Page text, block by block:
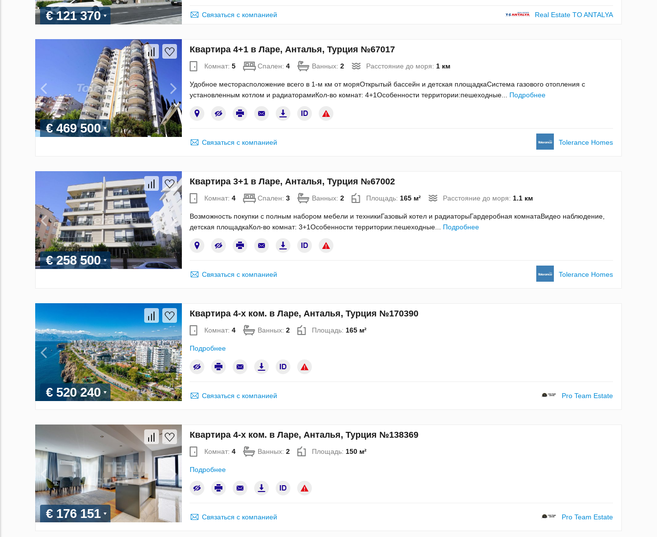
€ 121 370 Связаться с компанией Real Estate TO ANTALYA
€ 469 500
Квартира 4+1 в Ларе, Анталья, Турция №67017
Комнат: 5 Спален: 4 Ванных: 2 Расстояние до моря: 1 км
Удобное месторасположение всего в 1-м км от моряОткрытый бассейн и детская площадкаСистема газового отопления с
установленным котлом и радиаторамиКол-во комнат: 4+1Особенности территории:пешеходные... Подробнее
Связаться с компанией Tolerance Homes
€ 258 500
Квартира 3+1 в Ларе, Анталья, Турция №67002
Комнат: 4 Спален: 3 Ванных: 2 Площадь: 165 м² Расстояние до моря: 1.1 км
Возможность покупки с полным набором мебели и техникиГазовый котел и радиаторыГардеробная комнатаВидео наблюдение,
детская площадкаКол-во комнат: 3+1Особенности территории:пешеходные... Подробнее
Связаться с компанией Tolerance Homes
€ 520 240
Квартира 4-х ком. в Ларе, Анталья, Турция №170390
Комнат: 4 Ванных: 2 Площадь: 165 м²
Подробнее
Связаться с компанией Pro Team Estate
€ 176 151
Квартира 4-х ком. в Ларе, Анталья, Турция №138369
Комнат: 4 Ванных: 2 Площадь: 150 м²
Подробнее
Связаться с компанией Pro Team Estate